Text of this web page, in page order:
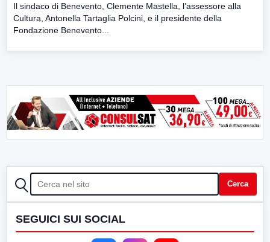
Il sindaco di Benevento, Clemente Mastella, l’assessore alla
Cultura, Antonella Tartaglia Polcini, e il presidente della
Fondazione Benevento...
CERCA Cerca
SEGUICI SUI SOCIAL